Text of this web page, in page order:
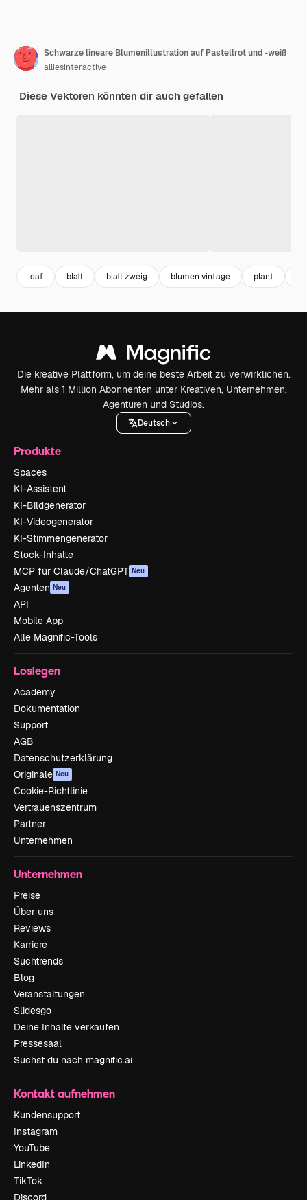
Schwarze lineare Blumenillustration auf Pastellrot und -weiß
alliesinteractive
Diese Vektoren könnten dir auch gefallen
leaf blatt blatt zweig blumen vintage plant
Die kreative Plattform, um deine beste Arbeit zu verwirklichen.
Mehr als 1 Million Abonnenten unter Kreativen, Unternehmen,
Agenturen und Studios.
Deutsch
Produkte
Spaces
KI-Assistent
KI-Bildgenerator
KI-Videogenerator
KI-Stimmengenerator
Stock-Inhalte
MCP für Claude/ChatGPT Neu
Agenten Neu
API
Mobile App
Alle Magnific-Tools
Loslegen
Academy
Dokumentation
Support
AGB
Datenschutzerklärung
Originale Neu
Cookie-Richtlinie
Vertrauenszentrum
Partner
Unternehmen
Unternehmen
Preise
Über uns
Reviews
Karriere
Suchtrends
Blog
Veranstaltungen
Slidesgo
Deine Inhalte verkaufen
Pressesaal
Suchst du nach magnific.ai
Kontakt aufnehmen
Kundensupport
Instagram
YouTube
LinkedIn
TikTok
Discord